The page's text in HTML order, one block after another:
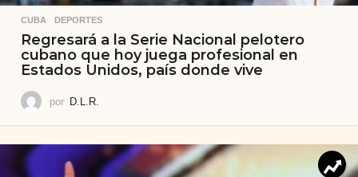
CUBA ,DEPORTES
Regresará a la Serie Nacional pelotero
cubano que hoy juega profesional en
Estados Unidos, país donde vive
por D.L.R.